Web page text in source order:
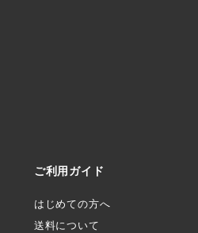
ご利用ガイド
はじめての方へ
送料について